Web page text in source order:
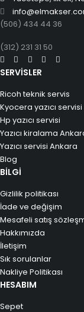
(506) 434 44 36
(312) 231 31 50
SERVİSLER
Ricoh teknik servis
Kyocera yazıcı servisi
Hp yazıcı servisi
Yazıcı kiralama
Yazıcı servisi Ankara
Blog
BİLGİ
Gizlilik politikası
İade ve değişim
Mesafeli satış
Hakkımızda
İletişim
Sık sorulanlar
Nakliye Politikası
HESABIM
Sepet